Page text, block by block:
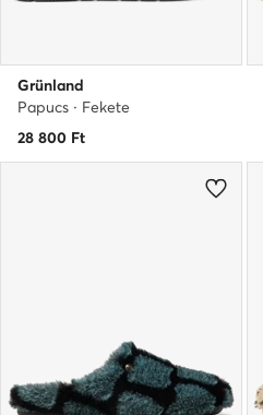
Grünland
Papucs · Fekete
28 800 Ft